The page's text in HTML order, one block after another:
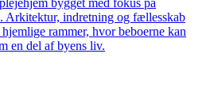
Arkitektur, indretning og fællesskab
rammer, hvor beboerne kan
en del af byens liv.